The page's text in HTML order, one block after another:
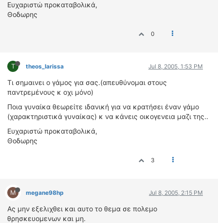
Ευχαριστώ προκαταβολικά,
Θοδωρης
0
T theos_larissa Jul 8, 2005, 1:53 PM
Τι σημαινει ο γάμος για σας.(απευθύνομαι στους
παντρεμένους κ οχι μόνο)
Ποια γυναίκα θεωρείτε ιδανική για να κρατήσει έναν γάμο
(χαρακτηριστικά γυναίκας) κ να κάνεις οικογενεια μαζι της..
Ευχαριστώ προκαταβολικά,
Θοδωρης
3
M megane98hp Jul 8, 2005, 2:15 PM
Ας μην εξελιχθει και αυτο το θεμα σε πολεμο
θρησκευομενων και μη.
ΑΓΩΝΕΣ
ΕΛΛΗΝΙΚΟΙ ΑΓΩΝΕΣ
ΤΙΜΕΣ
4T CLASSIC
ΜΟΝΤΕΛΑ
ΚΑΤΑΣΚΕΥΑΣΤΕΣ
ΠΡΟΣΩΠΙΚΟΤΗΤΕΣ
ΑΓΟΡΑ
ΠΩΛΗΣΕΙΣ
ΠΡΟΣΦΟΡΕΣ